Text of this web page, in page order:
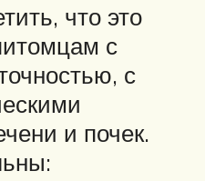
что это
с
с
и почек.